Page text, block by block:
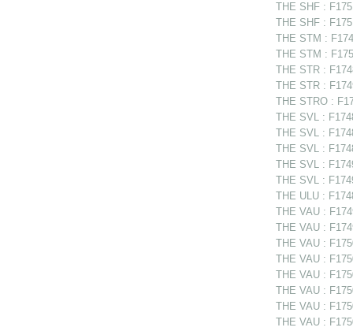
THE SHF :
THE SHF :
THE STM :
THE STM :
THE STR :
THE STR :
THE STRO :
THE SVL :
THE SVL :
THE SVL :
THE SVL :
THE SVL :
THE ULU :
THE VAU :
THE VAU :
THE VAU :
THE VAU :
THE VAU :
THE VAU :
THE VAU :
THE VAU :